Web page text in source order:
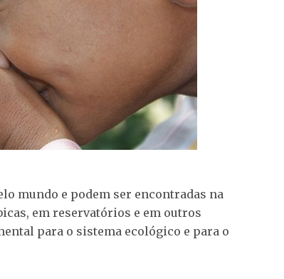
mundo e podem ser encontradas na
em reservatórios e em outros
para o sistema ecológico e para o